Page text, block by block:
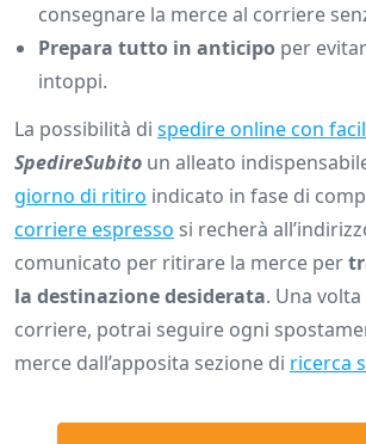
consegnare la merce al corriere
Prepara tutto in anticipo per
intoppi.
La possibilità di spedire online con
SpedireSubito un alleato
giorno di ritiro indicato in fase di
corriere espresso si recherà
comunicato per ritirare la merce per
la destinazione desiderata. Una
corriere, potrai seguire ogni
merce dall’apposita sezione di ricerca